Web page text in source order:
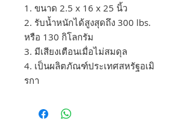
1. ขนาด 2.5 x 16 x 25 นิ้ว
2. รับน้ำหนักได้สูงสุดถึง 300 lbs.
หรือ 130 กิโลกรัม
3. มีเสียงเตือนเมื่อไม่สมดุล
4. เป็นผลิตภัณฑ์ประเทศสหรัฐอเมิ
รกา